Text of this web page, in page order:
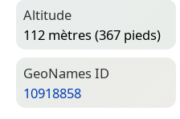
Altitude
112 mètres (367 pieds)
Geo­Names ID
10918858